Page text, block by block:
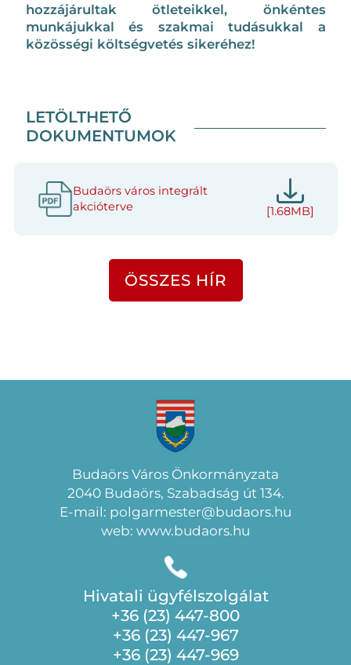
hozzájárultak ötleteikkel, önkéntes
munkájukkal és szakmai tudásukkal a
közösségi költségvetés sikeréhez!
LETÖLTHETŐ
DOKUMENTUMOK
Budaörs város integrált
akcióterve
[1.68MB]
ÖSSZES HÍR
Budaörs Város Önkormányzata
2040 Budaörs, Szabadság út 134.
E-mail: polgarmester@budaors.hu
web: www.budaors.hu
Hivatali ügyfélszolgálat
+36 (23) 447-800
+36 (23) 447-967
+36 (23) 447-969